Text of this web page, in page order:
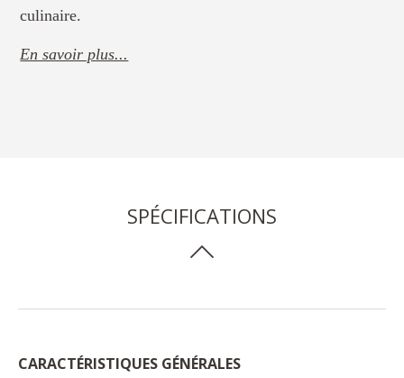
culinaire.
En savoir plus...
SPÉCIFICATIONS
CARACTÉRISTIQUES GÉNÉRALES